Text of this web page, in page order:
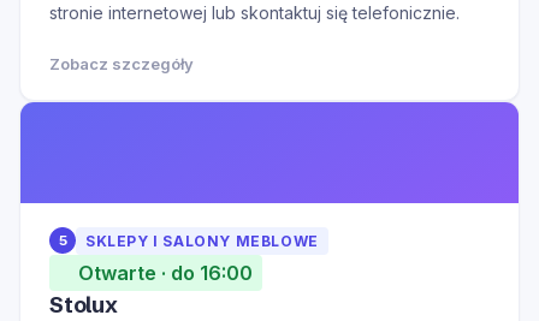
stronie internetowej lub skontaktuj się telefonicznie.
Zobacz szczegóły
5 SKLEPY I SALONY MEBLOWE
Otwarte · do 16:00
Stolux